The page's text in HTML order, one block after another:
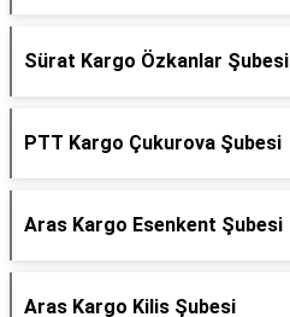
Sürat Kargo Özkanlar Şubesi
PTT Kargo Çukurova Şubesi
Aras Kargo Esenkent Şubesi
Aras Kargo Kilis Şubesi